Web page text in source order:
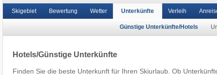
Skigebiet Bewertung Wetter Unterkünfte
Günstige Unterkünfte/Hotels
Verleih
Hotels/Günstige Unterkünfte
Finden Sie die beste Unterkunft für Ihren Skiurlaub. Ob